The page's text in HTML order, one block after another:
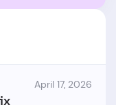
April 17, 2026